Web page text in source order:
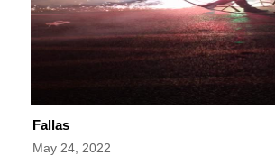
Fallas
May 24, 2022